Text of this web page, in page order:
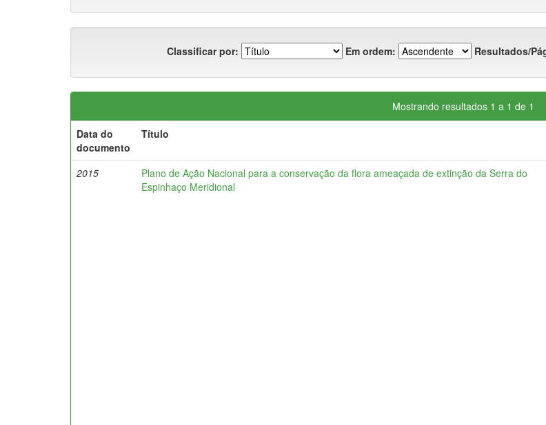
Classificar por: Em ordem: Resultados/
Mostrando resultados 1 a 1 de 1
Data do
documento
Título
2015
Plano de Ação Nacional para a conservação da flora ameaçada de extinção da Serra do
Espinhaço Meridional